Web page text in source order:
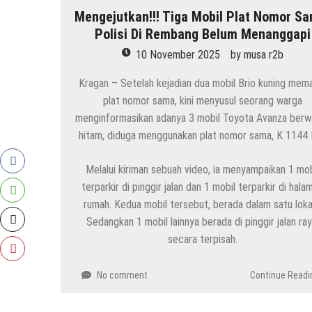
HEADLINE
Kenapa Belum Boleh Digunakan, Lapangan
7 Agustus 2026 bymusa r2b
HEADLINE
Inilah 16 Lokasi Sasaran MBG Dari SPPG
7 Agustus 2026 bymusa r2b
Gaung Tolak MBG Mencuat, Begini
6 Agustus 2026 bymusa r2b
HEADLINE
Ini Ciri-Cirinya, Siapa Tahu Keluarga Anda
Mengejutkan!!! Tiga Mobil Plat Nomor
Polisi Di Rembang Belum Menanggapi
10 November 2025 by musa r2b
Kragan – Setelah kejadian dua mobil Brio kuning
plat nomor sama, kini menyusul seorang warga
menginformasikan adanya 3 mobil Toyota Avanza
hitam, diduga menggunakan plat nomor sama, K 1144
Melalui kiriman sebuah video, ia menyampaikan 1
terparkir di pinggir jalan dan 1 mobil terparkir di
rumah. Kedua mobil tersebut, berada dalam satu
Sedangkan 1 mobil lainnya berada di pinggir jalan
secara terpisah.
No comment Continue